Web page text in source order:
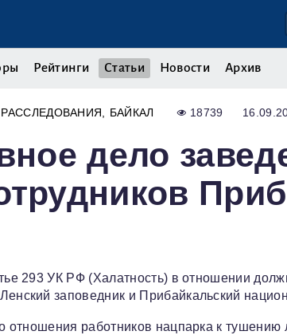
Рейтинги Статьи Новости Архив
РАССЛЕДОВАНИЯ БАЙКАЛ 18739
дело
293 УК РФ (Халатность) в отношении
заповедник и Прибайкальский
отношения работников нацпарка к